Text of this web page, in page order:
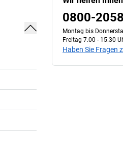
0800-
Montag bis
Freitag 7.00 - 15.30
Haben Sie Fragen